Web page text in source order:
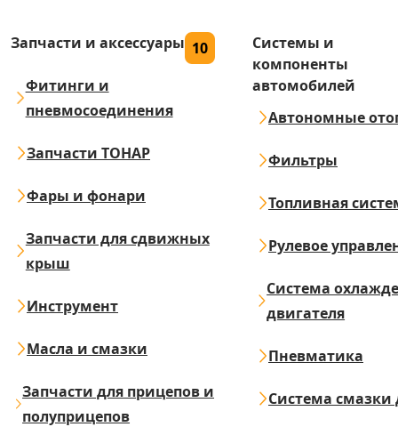
Запчасти и аксессуары 10
Фитинги и
пневмосоединения
Запчасти ТОНАР
Фары и фонари
Запчасти для сдвижных
крыш
Инструмент
Масла и смазки
Запчасти для прицепов и
полуприцепов
Системы и
компоненты
автомобилей
Автономные
Фильтры
Топливная
Рулевое
Система
двигателя
Пневматика
Система смазки